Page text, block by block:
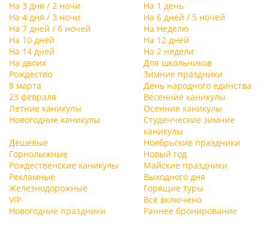
На 3 дня / 2 ночи
На 1 день
На 4 дня / 3 ночи
На 6 дней / 5 ночей
На 7 дней / 6 ночей
На Неделю
На 10 дней
На 12 дней
На 14 дней
На 2 недели
На двоих
Для школьников
Рождество
Зимние праздники
8 марта
День народного единства
23 февраля
Весенние каникулы
Летние каникулы
Осенние каникулы
Новогодние каникулы
Студенческие зимние
каникулы
Дешевые
Ноябрьские праздники
Горнолыжные
Новый год
Рождественские каникулы
Майские праздники
Рекламные
Выходного дня
Железнодорожные
Горящие туры
VIP
Всё включено
Новогодние праздники
Раннее бронирование